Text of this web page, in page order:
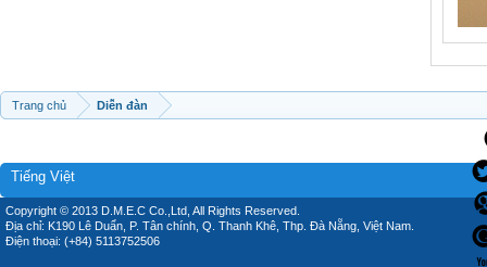
Trang chủ Diễn đàn
Tiếng Việt
Copyright © 2013 D.M.E.C Co.,Ltd, All Rights Reserved.
Địa chỉ: K190 Lê Duẩn, P. Tân chính, Q. Thanh Khê, Thp. Đà Nẵng, Việt Nam.
Điện thoại: (+84) 5113752506